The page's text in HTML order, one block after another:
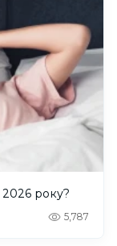
2026 року?
5,787